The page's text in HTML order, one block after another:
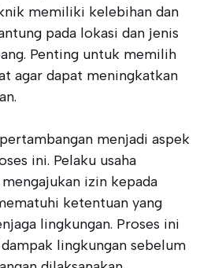
memiliki kelebihan dan
pada lokasi dan jenis
Penting untuk memilih
agar dapat meningkatkan
menjadi aspek
ini. Pelaku usaha
izin kepada
ketentuan yang
lingkungan. Proses ini
lingkungan sebelum